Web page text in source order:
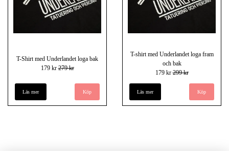
T-Shirt med Underlandet loga bak
179 kr279 kr
Läs mer Köp
T-shirt med Underlandet loga fram
och bak
179 kr299 kr
Läs mer Köp